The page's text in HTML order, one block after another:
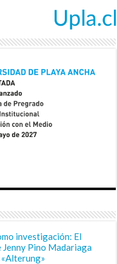
investigación: El
Pino Madariaga